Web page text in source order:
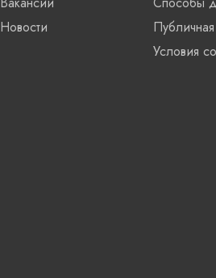
Новости
Условия